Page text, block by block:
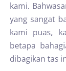
kami.
yang sangat
kami puas,
betapa
dibagikan tas